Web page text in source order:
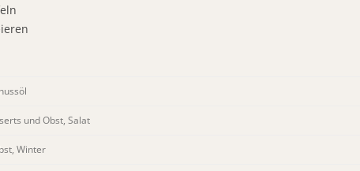
und Obst, Salat
Winter